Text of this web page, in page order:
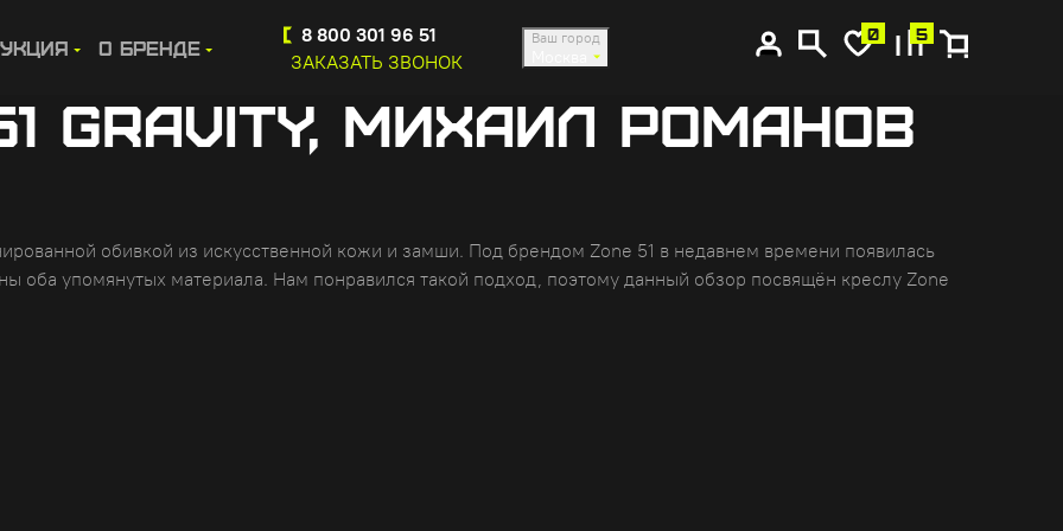
О бренде
8 800 301 96 51
ЗАКАЗАТЬ ЗВОНОК
Ваш город 0 5
GRAVITY, МИХАИЛ РОМАНОВ
обивкой из искусственной кожи и замши. Под брендом Zone 51 в недавнем времени появилась
оба упомянутых материала. Нам понравился такой подход, поэтому данный обзор посвящён креслу Zone